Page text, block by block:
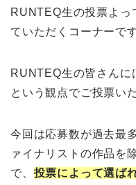
RUNTEQ生の投票よっ
ていただくコーナーです
RUNTEQ生の皆さんに
という観点でご投票い
今回は応募数が過去最
ァイナリストの作品を
で、 投票によって選ば